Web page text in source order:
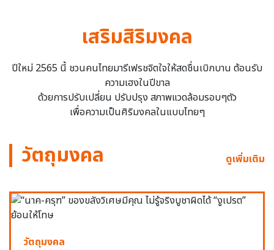
เสริมสิริมงคล
ปีใหม่ 2565 นี้ ชวนคนไทยมารีเฟรชจิตใจให้สดชื่นเบิกบาน ต้อนรับ
ความเฮงในปีขาล
ด้วยการปรับเปลี่ยน ปรับปรุง สภาพแวดล้อมรอบๆตัว
เพื่อความเป็นศิริมงคลในแบบไทยๆ
วัตถุมงคล ดูเพิ่มเติม
วัตถุมงคล